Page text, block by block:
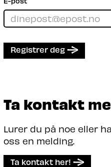
Registrer deg
Ta kontakt
Lurer du på noe eller
oss en melding.
Ta kontakt her!